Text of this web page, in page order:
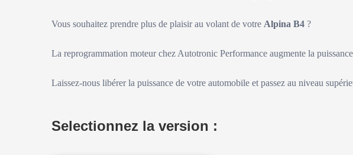
Vous souhaitez prendre plus de plaisir au volant de votre Alpina B4 ?
La reprogrammation moteur chez Autotronic Performance augmente la
Laissez-nous libérer la puissance de votre automobile et passez au niveau
Selectionnez la version :